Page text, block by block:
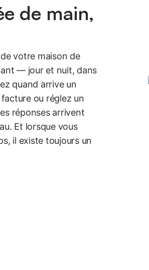
de main,
votre maison de
— jour et nuit, dans
quand arrive un
ou réglez un
réponses arrivent
Et lorsque vous
il existe toujours un